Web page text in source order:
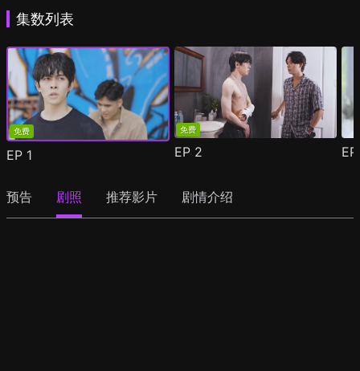
集数列表
免费
EP 1
免费
EP 2
预告 剧照 推荐影片 剧情介绍